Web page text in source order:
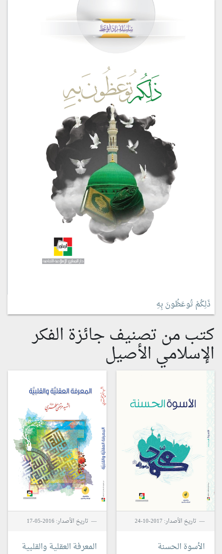
ذَلِكُمْ تُوعَظُونَ بِهِ
كتب من تصنيف جائزة الفكر
الإسلامي الأصيل
تاريخ الأصدار: 2017-10-24
الأسوة الحسنة
تاريخ الأصدار: 2016-05-17
المعرفة العقلية والقلبية